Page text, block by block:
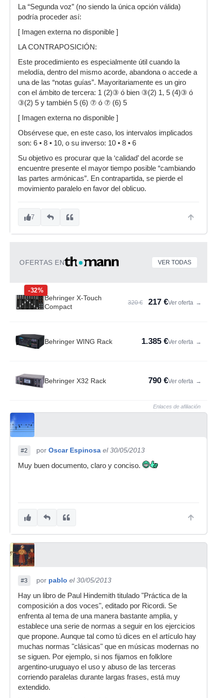
La “Segunda voz” (no siendo la única opción válida)
podría proceder así:
[ Imagen externa no disponible ]
LA CONTRAPOSICIÓN:
Este procedimiento es especialmente útil cuando la
melodía, dentro del mismo acorde, abandona o accede a
una de las “notas guías”. Mayoritariamente es un giro
con el ámbito de tercera: 1 (2)③ ó bien ③(2) 1, 5 (4)③ ó
③(2) 5 y también 5 (6) ⑦ ó ⑦ (6) 5
[ Imagen externa no disponible ]
Obsérvese que, en este caso, los intervalos implicados
son: 6 • 8 • 10, o su inverso: 10 • 8 • 6
Su objetivo es procurar que la ‘calidad’ del acorde se
encuentre presente el mayor tiempo posible “cambiando
las partes armónicas”. En contrapartida, se pierde el
movimiento paralelo en favor del oblicuo.
7
OFERTAS EN VER TODAS
-32%
Behringer X-Touch
Compact
320 € 217 €Ver oferta →
Behringer WING Rack 1.385 €Ver oferta →
Behringer X32 Rack 790 €Ver oferta →
Enlaces de afiliación
#2 por Oscar Espinosa el 30/05/2013
Muy buen documento, claro y conciso.
#3 por pablo el 30/05/2013
Hay un libro de Paul Hindemith titulado "Práctica de la
composición a dos voces", editado por Ricordi. Se
enfrenta al tema de una manera bastante amplia, y
establece una serie de normas a seguir en los ejercicios
que propone. Aunque tal como tú dices en el artículo hay
muchas normas "clásicas" que en músicas modernas no
se siguen. Por ejemplo, si nos fijamos en folklore
argentino-uruguayo el uso y abuso de las terceras
corriendo paralelas durante largas frases, está muy
extendido.